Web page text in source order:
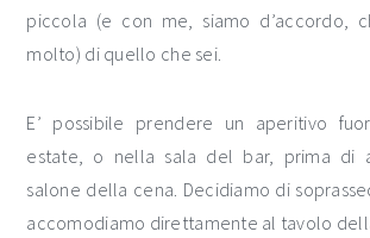
piccola (e con me, siamo d’accordo,
molto) di quello che sei.
E’ possibile prendere un aperitivo
estate, o nella sala del bar, prima di
salone della cena. Decidiamo di
accomodiamo direttamente al tavolo